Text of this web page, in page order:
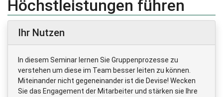
Höchstleistungen führen
Ihr Nutzen
In diesem Seminar lernen Sie Gruppenprozesse zu
verstehen um diese im Team besser leiten zu können.
Miteinander nicht gegeneinander ist die Devise! Wecken
Sie das Engagement der Mitarbeiter und stärken sie Ihre